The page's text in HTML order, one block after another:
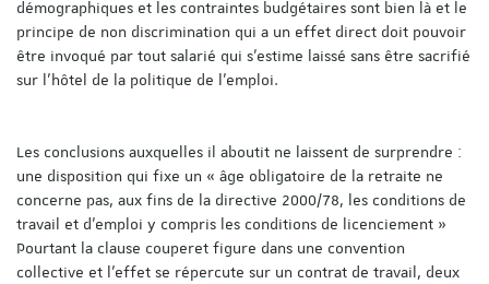
démographiques et les contraintes budgétaires sont bien là et le
principe de non discrimination qui a un effet direct doit pouvoir
être invoqué par tout salarié qui s’estime laissé sans être sacrifié
sur l’hôtel de la politique de l’emploi.
Les conclusions auxquelles il aboutit ne laissent de surprendre :
une disposition qui fixe un « âge obligatoire de la retraite ne
concerne pas, aux fins de la directive 2000/78, les conditions de
travail et d’emploi y compris les conditions de licenciement »
Pourtant la clause couperet figure dans une convention
collective et l’effet se répercute sur un contrat de travail, deux